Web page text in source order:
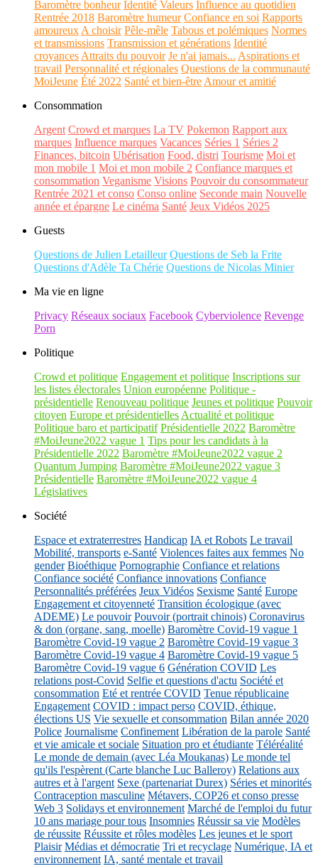
Baromètre bonheur Identité Valeurs Influence au quotidien
Rentrée 2018 Baromètre humeur Confiance en soi Rapports
amoureux A choisir Pêle-mêle Tabous et polémiques Normes
et transmissions Transmission et générations Identité
croyances Attraits du pouvoir Je n'ai jamais... Aspirations et
travail Personnalité et régionales Questions de la communauté
MoiJeune Été 2022 Santé et bien-être Amour et amitié
Consommation
Argent Crowd et marques La TV Pokemon Rapport aux
marques Influence marques Vacances Séries 1 Séries 2
Finances, bitcoin Ubérisation Food, distri Tourisme Moi et
mon mobile 1 Moi et mon mobile 2 Confiance marques et
consommation Veganisme Visions Pouvoir du consommateur
Rentrée 2021 et conso Conso online Seconde main Nouvelle
année et épargne Le cinéma Santé Jeux Vidéos 2025
Guests
Questions de Julien Letailleur Questions de Seb la Frite
Questions d'Adèle Ta Chérie Questions de Nicolas Minier
Ma vie en ligne
Privacy Réseaux sociaux Facebook Cyberviolence Revenge
Porn
Politique
Crowd et politique Engagement et politique Inscriptions sur
les listes électorales Union européenne Politique -
présidentielle Renouveau politique Jeunes et politique Pouvoir
citoyen Europe et présidentielles Actualité et politique
Politique baro et participatif Présidentielle 2022 Baromètre
#MoiJeune2022 vague 1 Tips pour les candidats à la
Présidentielle 2022 Baromètre #MoiJeune2022 vague 2
Quantum Jumping Baromètre #MoiJeune2022 vague 3
Présidentielle Baromètre #MoiJeune2022 vague 4
Législatives
Société
Espace et extraterrestres Handicap IA et Robots Le travail
Mobilité, transports e-Santé Violences faites aux femmes No
gender Bioéthique Pornographie Confiance et relations
Confiance société Confiance innovations Confiance
Personnalités préférées Jeux Vidéos Sexisme Santé Europe
Engagement et citoyenneté Transition écologique (avec
ADEME) Le pouvoir Pouvoir (portrait chinois) Coronavirus
& don (organe, sang, moelle) Baromètre Covid-19 vague 1
Baromètre Covid-19 vague 2 Baromètre Covid-19 vague 3
Baromètre Covid-19 vague 4 Baromètre Covid-19 vague 5
Baromètre Covid-19 vague 6 Génération COVID Les
relations post-Covid Selfie et questions d'actu Société et
consommation Eté et rentrée COVID Tenue républicaine
Engagement COVID : impact perso COVID, éthique,
élections US Vie sexuelle et consommation Bilan année 2020
Police Journalisme Confinement Libération de la parole Santé
et vie amicale et sociale Situation pro et étudiante Téléréalité
Le monde de demain (avec Léa Moukanas) Le monde tel
qu'ils l'espèrent (Carte blanche Luc Balleroy) Relations aux
autres et à l'argent Sexe (partenariat Durex) Séries et minorités
Contraception masculine Métavers, COP26 et conso presse
Web 3 Solidays et environnement Marché de l'emploi du futur
10 ans mariage pour tous Insomnies Réussir sa vie Modèles
de réussite Réussite et rôles modèles Les jeunes et le sport
Plaisir Médias et démocratie Tri et recyclage Numérique, IA et
environnement IA, santé mentale et travail